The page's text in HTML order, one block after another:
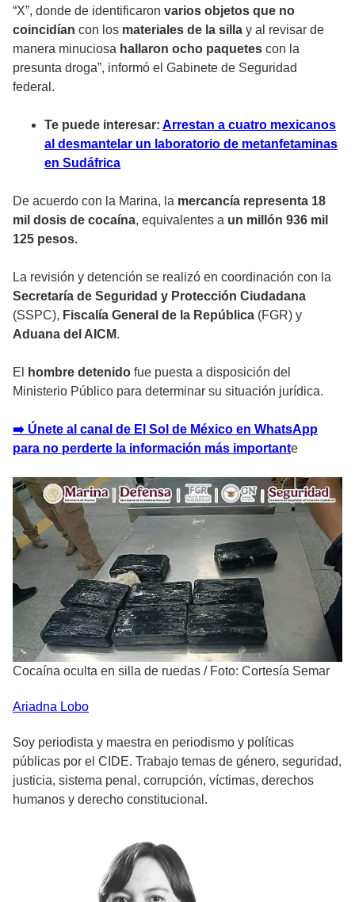
“X”, donde de identificaron varios objetos que no
coincidían con los materiales de la silla y al revisar de
manera minuciosa hallaron ocho paquetes con la
presunta droga”, informó el Gabinete de Seguridad
federal.
Te puede interesar: Arrestan a cuatro mexicanos
al desmantelar un laboratorio de metanfetaminas
en Sudáfrica
De acuerdo con la Marina, la mercancía representa 18
mil dosis de cocaína, equivalentes a un millón 936 mil
125 pesos.
La revisión y detención se realizó en coordinación con la
Secretaría de Seguridad y Protección Ciudadana
(SSPC), Fiscalía General de la República (FGR) y
Aduana del AICM.
El hombre detenido fue puesta a disposición del
Ministerio Público para determinar su situación jurídica.
➡️ Únete al canal de El Sol de México en WhatsApp
para no perderte la información más importante
Cocaína oculta en silla de ruedas / Foto: Cortesía Semar
Ariadna Lobo
Soy periodista y maestra en periodismo y políticas
públicas por el CIDE. Trabajo temas de género, seguridad,
justicia, sistema penal, corrupción, víctimas, derechos
humanos y derecho constitucional.